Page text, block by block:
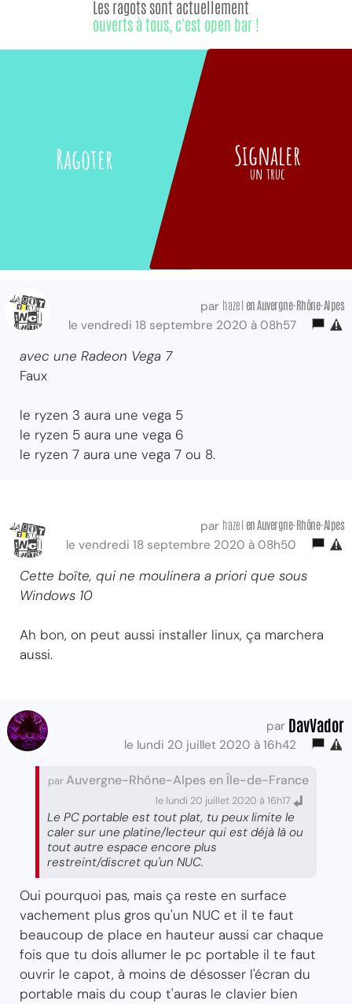
Ragoter
Les ragots sont actuellement
ouverts à tous, c'est open bar !
Signaler
un truc
par hazel en Auvergne-Rhône-Alpes
le vendredi 18 septembre 2020 à 08h57
avec une Radeon Vega 7
Faux
le ryzen 3 aura une vega 5
le ryzen 5 aura une vega 6
le ryzen 7 aura une vega 7 ou 8.
par hazel en Auvergne-Rhône-Alpes
le vendredi 18 septembre 2020 à 08h50
Cette boîte, qui ne moulinera a priori que sous
Windows 10
Ah bon, on peut aussi installer linux, ça marchera
aussi.
par DavVador
le lundi 20 juillet 2020 à 16h42
parAuvergne-Rhône-Alpes en Île-de-France
le lundi 20 juillet 2020 à 16h17
Le PC portable est tout plat, tu peux limite le
caler sur une platine/lecteur qui est déjà là ou
tout autre espace encore plus
restreint/discret qu'un NUC.
Oui pourquoi pas, mais ça reste en surface
vachement plus gros qu'un NUC et il te faut
beaucoup de place en hauteur aussi car chaque
fois que tu dois allumer le pc portable il te faut
ouvrir le capot, à moins de désosser l'écran du
portable mais du coup t'auras le clavier bien